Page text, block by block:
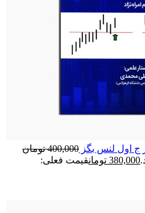
ج اول لنس بگز 400,000 تومان
380,000 تومانقیمت فعلی: